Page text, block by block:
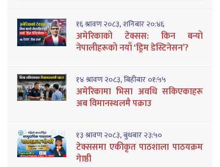
१६ श्रावण २०८३, शनिबार २०:४६
अमेरिकाको टेक्सस: किन बन्यो
नेपालीहरूको नयाँ ‘ड्रिम डेस्टिनेसन’?
१४ श्रावण २०८३, बिहीबार ०१:५५
अमेरिकामा भिसा अवधि सकिएकाहरू
अब विमानस्थलमै पक्राउ
१३ श्रावण २०८३, बुधबार २३:५०
टेक्ससमा एकीकृत पाठशाला पाठयक्रम
गेाष्ठी